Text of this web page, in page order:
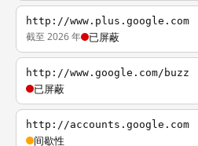
http://www.plus.google.com
截至 2026 年 已屏蔽
http://www.google.com/buzz
已屏蔽
http://accounts.google.com
间歇性